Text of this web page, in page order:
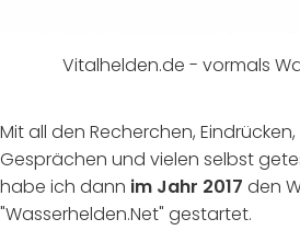
Vitalhelden.de - vormals
Mit all den Recherchen,
Gesprächen und vielen selbst
habe ich dann im Jahr 2017 den
"Wasserhelden.Net" gestartet.